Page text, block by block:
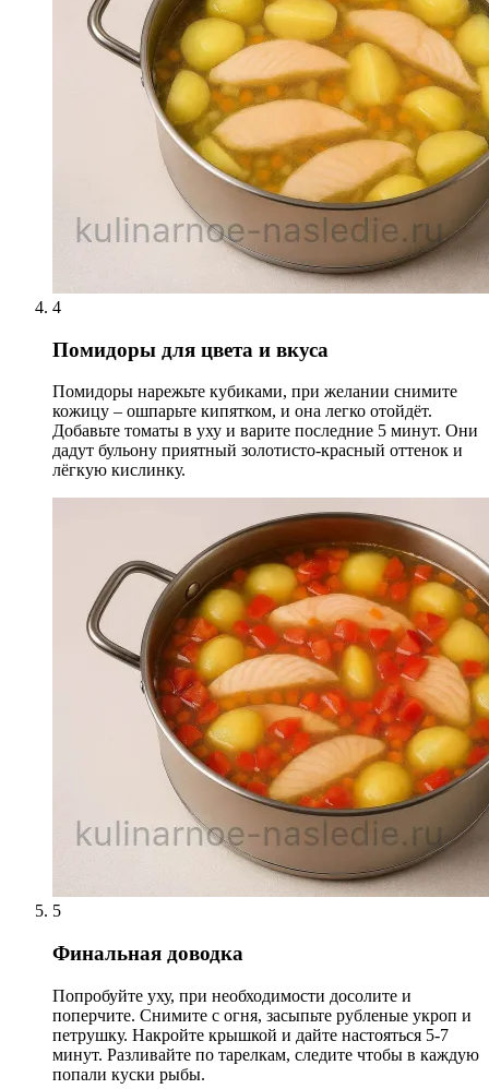
4
Помидоры для цвета и вкуса
Помидоры нарежьте кубиками, при желании снимите
кожицу – ошпарьте кипятком, и она легко отойдёт.
Добавьте томаты в уху и варите последние 5 минут. Они
дадут бульону приятный золотисто-красный оттенок и
лёгкую кислинку.
5
Финальная доводка
Попробуйте уху, при необходимости досолите и
поперчите. Снимите с огня, засыпьте рубленые укроп и
петрушку. Накройте крышкой и дайте настояться 5-7
минут. Разливайте по тарелкам, следите чтобы в каждую
попали куски рыбы.